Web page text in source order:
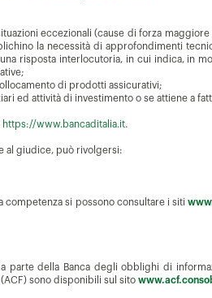
eccezionali (cause di forza
la necessità di approfondimenti
risposta interlocutoria, in cui indica, in
di prodotti assicurativi;
ed attività di investimento o se attiene a
https://www.bancaditalia.it.
al giudice, può rivolgersi:
competenza si possono consultare i siti
parte della Banca degli obblighi di
sono disponibili sul sito